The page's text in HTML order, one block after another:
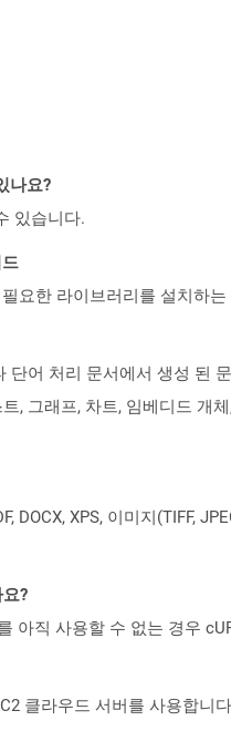
나요?
있습니다.
요한 라이브러리를 설치하
어 처리 문서에서 생성 된
그래프, 차트, 임베디드 개
XPS, 이미지(TIFF,
?
아직 사용할 수 없는 경우
클라우드 서버를 사용합니